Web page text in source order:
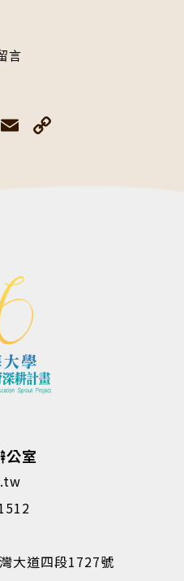
言
Twitter
Email
公室
大道四段1727號